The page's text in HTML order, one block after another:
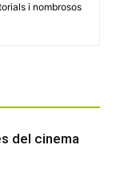
i nombrosos
del cinema